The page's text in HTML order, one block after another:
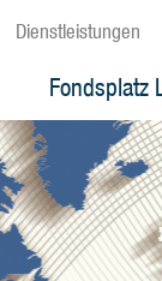
Dienstleistungen
Fondsplatz